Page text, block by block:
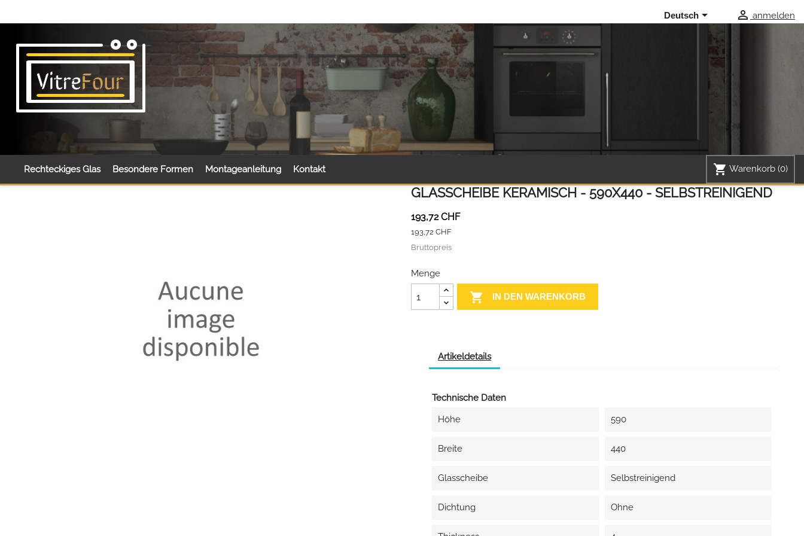
Deutsch  anmelden
shopping_cart Warenkorb (0)
Rechteckiges Glas Besondere Formen Montageanleitung Kontakt
GLASSCHEIBE KERAMISCH - 590X440 - SELBSTREINIGEND
193,72 CHF
193,72 CHF
Bruttopreis
Menge
 IN DEN WARENKORB
Artikeldetails
Technische Daten
Höhe
590
Breite 440
Glasscheibe Selbstreinigend
Dichtung Ohne